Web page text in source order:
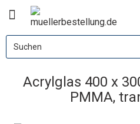
Acrylglas 400 x
PMMA,